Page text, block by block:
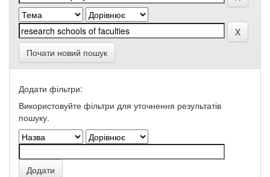
Почати новий пошук
Додати фільтри:
Використовуйте фільтри для уточнення результатів
пошуку.